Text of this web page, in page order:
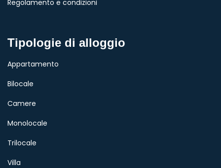
Regolamento e condizioni
Tipologie di alloggio
Appartamento
Bilocale
Camere
Monolocale
Trilocale
Villa